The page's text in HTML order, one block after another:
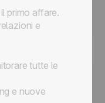
primo affare.
e
tutte le
e nuove